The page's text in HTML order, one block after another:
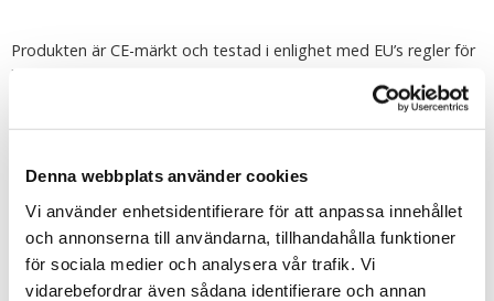
Denna webbplats använder cookies
Vi använder enhetsidentifierare för att anpassa innehållet
och annonserna till användarna, tillhandahålla funktioner
för sociala medier och analysera vår trafik. Vi
vidarebefordrar även sådana identifierare och annan
Produkten är CE-märkt och testad i enlighet med EU’s regler för
leksaker (EN71). Detta innebär att nallen är barnsäker, alla
detaljer är dragfasta. Produkten är eld- och flamsäker i sitt
material utan tillsatt flamskyddsmedel. Produkten är kemikaliefri,
gjorda av giftfri plastmassa.
Tipsa
Upptäck mer